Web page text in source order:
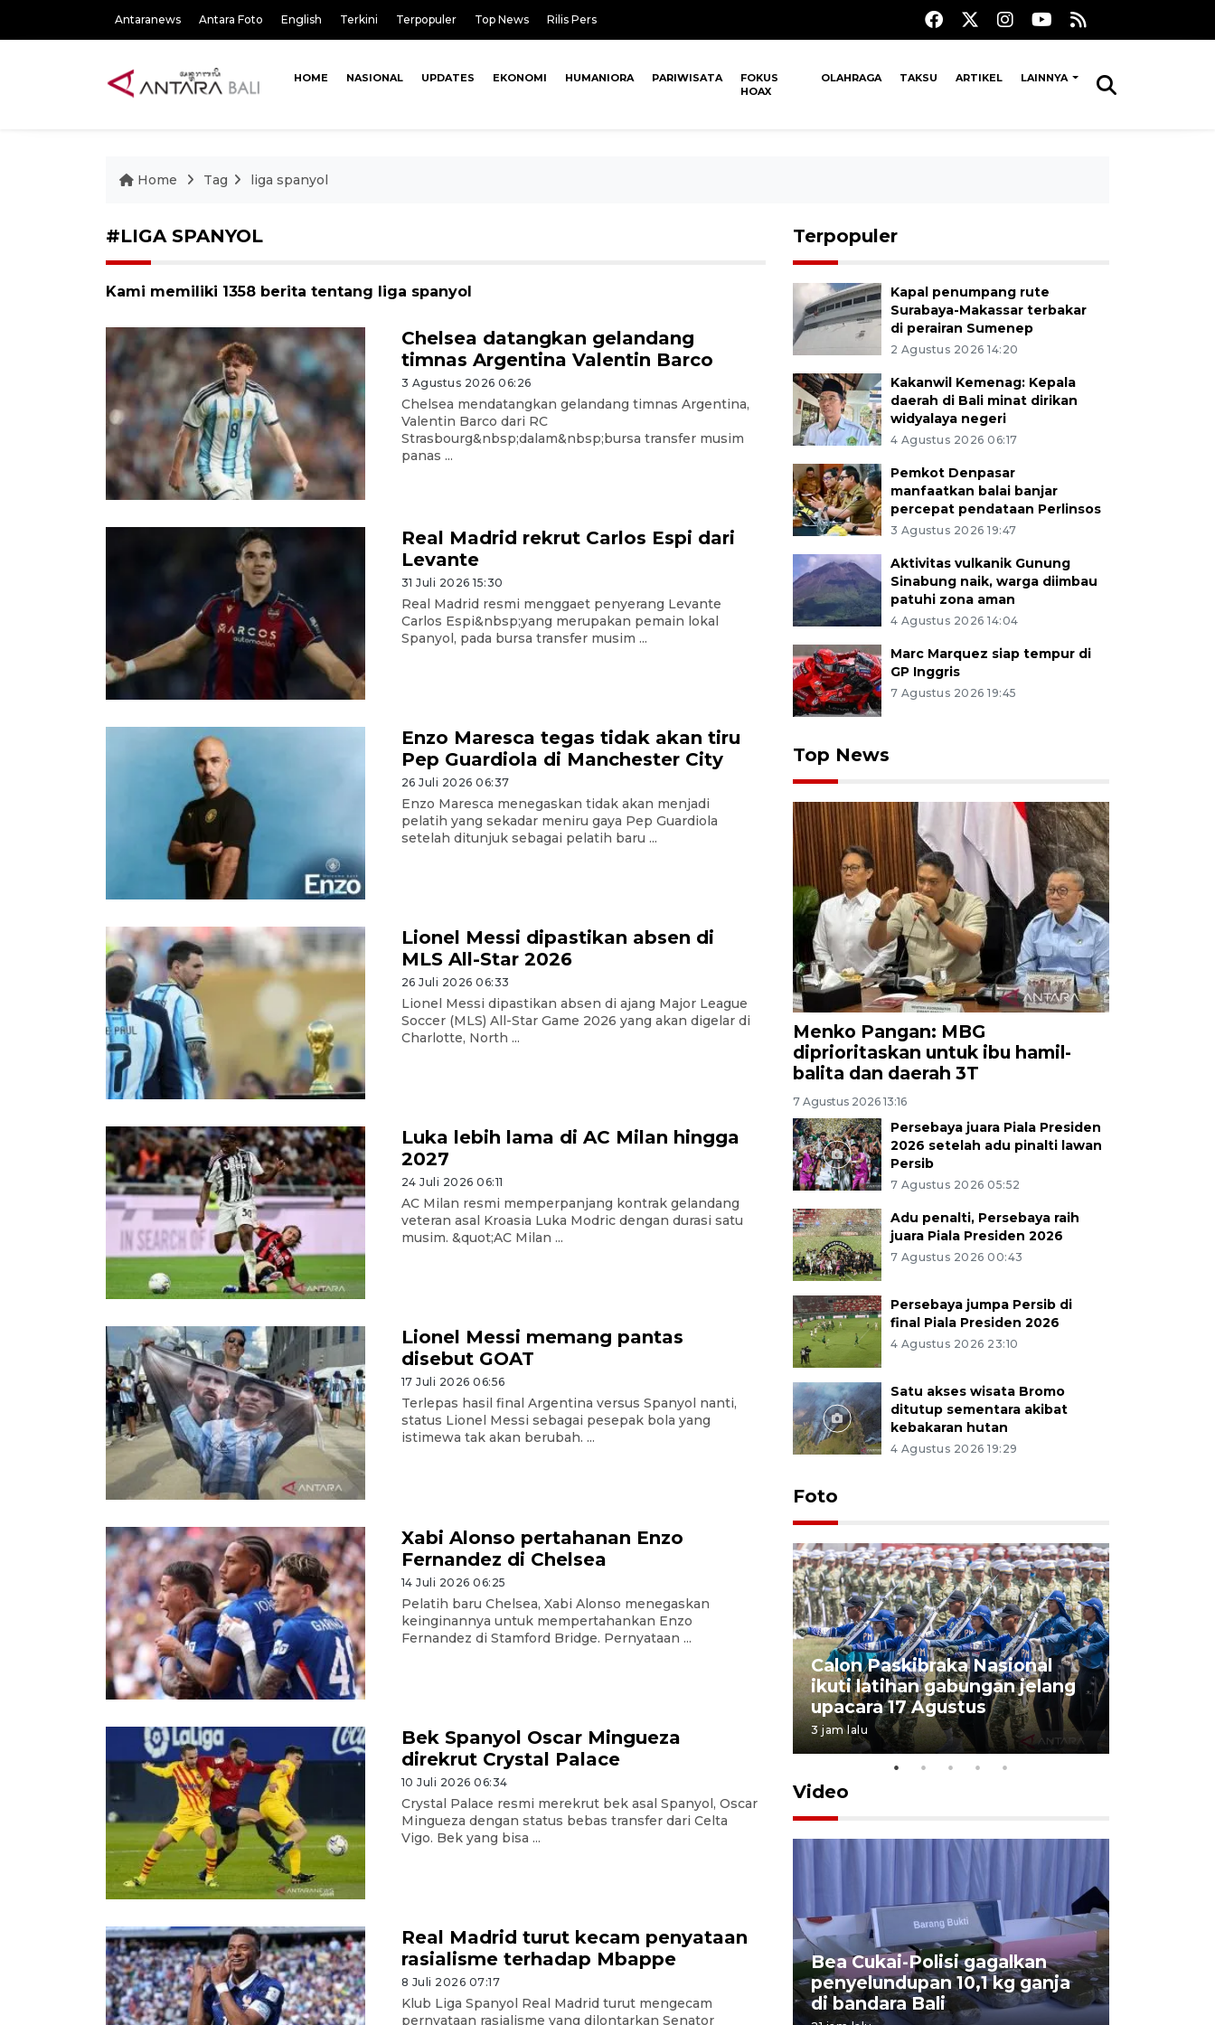
Antaranews Antara Foto English Terkini Terpopuler Top News Rilis Pers
HOME NASIONAL UPDATES EKONOMI HUMANIORA PARIWISATA
FOKUS
HOAX
OLAHRAGA TAKSU ARTIKEL LAINNYA
Home Tag liga spanyol
#LIGA SPANYOL
Kami memiliki 1358 berita tentang liga spanyol
Chelsea datangkan gelandang
timnas Argentina Valentin Barco
3 Agustus 2026 06:26
Chelsea mendatangkan gelandang timnas Argentina,
Valentin Barco dari RC
Strasbourg&nbsp;dalam&nbsp;bursa transfer musim
panas ...
Real Madrid rekrut Carlos Espi dari
Levante
31 Juli 2026 15:30
Real Madrid resmi menggaet penyerang Levante
Carlos Espi&nbsp;yang merupakan pemain lokal
Spanyol, pada bursa transfer musim ...
Enzo Maresca tegas tidak akan tiru
Pep Guardiola di Manchester City
26 Juli 2026 06:37
Enzo Maresca menegaskan tidak akan menjadi
pelatih yang sekadar meniru gaya Pep Guardiola
setelah ditunjuk sebagai pelatih baru ...
Lionel Messi dipastikan absen di
MLS All-Star 2026
26 Juli 2026 06:33
Lionel Messi dipastikan absen di ajang Major League
Soccer (MLS) All-Star Game 2026 yang akan digelar di
Charlotte, North ...
Luka lebih lama di AC Milan hingga
2027
24 Juli 2026 06:11
AC Milan resmi memperpanjang kontrak gelandang
veteran asal Kroasia Luka Modric dengan durasi satu
musim. &quot;AC Milan ...
Lionel Messi memang pantas
disebut GOAT
17 Juli 2026 06:56
Terlepas hasil final Argentina versus Spanyol nanti,
status Lionel Messi sebagai pesepak bola yang
istimewa tak akan berubah. ...
Xabi Alonso pertahanan Enzo
Fernandez di Chelsea
14 Juli 2026 06:25
Pelatih baru Chelsea, Xabi Alonso menegaskan
keinginannya untuk mempertahankan Enzo
Fernandez di Stamford Bridge. Pernyataan ...
Bek Spanyol Oscar Mingueza
direkrut Crystal Palace
10 Juli 2026 06:34
Crystal Palace resmi merekrut bek asal Spanyol, Oscar
Mingueza dengan status bebas transfer dari Celta
Vigo. Bek yang bisa ...
Real Madrid turut kecam penyataan
rasialisme terhadap Mbappe
8 Juli 2026 07:17
Klub Liga Spanyol Real Madrid turut mengecam
pernyataan rasialisme yang dilontarkan Senator
Terpopuler
Kapal penumpang rute
Surabaya-Makassar terbakar
di perairan Sumenep
2 Agustus 2026 14:20
Kakanwil Kemenag: Kepala
daerah di Bali minat dirikan
widyalaya negeri
4 Agustus 2026 06:17
Pemkot Denpasar
manfaatkan balai banjar
percepat pendataan Perlinsos
3 Agustus 2026 19:47
Aktivitas vulkanik Gunung
Sinabung naik, warga diimbau
patuhi zona aman
4 Agustus 2026 14:04
Marc Marquez siap tempur di
GP Inggris
7 Agustus 2026 19:45
Top News
Menko Pangan: MBG
diprioritaskan untuk ibu hamil-
balita dan daerah 3T
7 Agustus 2026 13:16
Persebaya juara Piala Presiden
2026 setelah adu pinalti lawan
Persib
7 Agustus 2026 05:52
Adu penalti, Persebaya raih
juara Piala Presiden 2026
7 Agustus 2026 00:43
Persebaya jumpa Persib di
final Piala Presiden 2026
4 Agustus 2026 23:10
Satu akses wisata Bromo
ditutup sementara akibat
kebakaran hutan
4 Agustus 2026 19:29
Foto
6 Agustus 2026 16:45
Calon Paskibraka Nasional
ikuti latihan gabungan jelang
upacara 17 Agustus
3 jam lalu
Video
Polisi tetapkan lima tersangka
pengeroyokan maling ayam di
Tabanan
Bea Cukai-Polisi gagalkan
penyelundupan 10,1 kg ganja
di bandara Bali